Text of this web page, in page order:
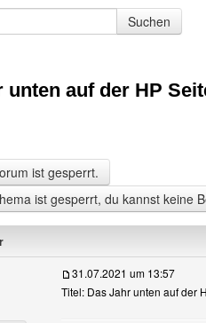
Suchen
unten auf der HP
ist gesperrt.
ist gesperrt, du kannst keine
31.07.2021 um 13:57
Titel: Das Jahr unten auf der